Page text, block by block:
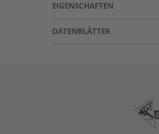
EIGENSCHAFTEN
DATENBLÄTTER